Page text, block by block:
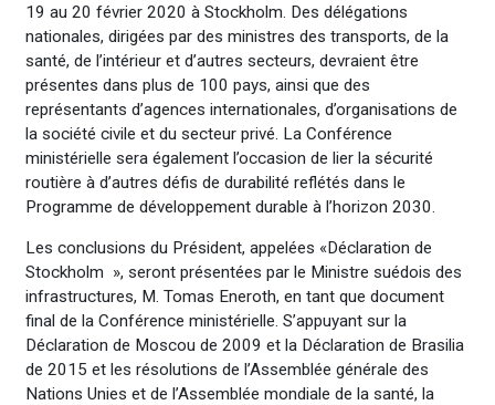
19 au 20 février 2020 à Stockholm. Des délégations
nationales, dirigées par des ministres des transports, de la
santé, de l’intérieur et d’autres secteurs, devraient être
présentes dans plus de 100 pays, ainsi que des
représentants d’agences internationales, d’organisations de
la société civile et du secteur privé. La Conférence
ministérielle sera également l’occasion de lier la sécurité
routière à d’autres défis de durabilité reflétés dans le
Programme de développement durable à l’horizon 2030.
Les conclusions du Président, appelées «Déclaration de
Stockholm », seront présentées par le Ministre suédois des
infrastructures, M. Tomas Eneroth, en tant que document
final de la Conférence ministérielle. S’appuyant sur la
Déclaration de Moscou de 2009 et la Déclaration de Brasilia
de 2015 et les résolutions de l’Assemblée générale des
Nations Unies et de l’Assemblée mondiale de la santé, la